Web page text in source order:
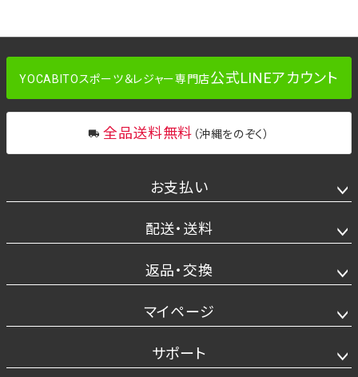
YOCABITOスポーツ＆レジャー専門店公式LINEアカウント
全品送料無料 （沖縄をのぞく）
お支払い
配送・送料
返品・交換
マイページ
サポート